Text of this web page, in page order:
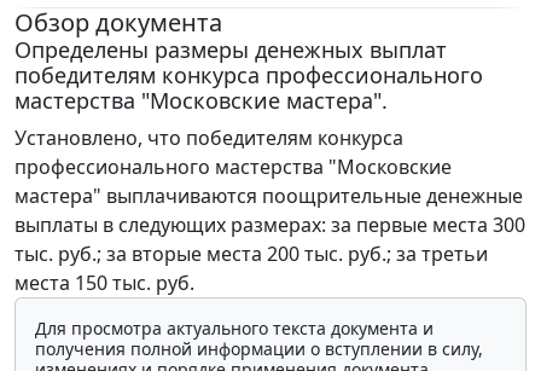
Обзор документа
Определены размеры денежных выплат
победителям конкурса профессионального
мастерства "Московские мастера".
Установлено, что победителям конкурса
профессионального мастерства "Московские
мастера" выплачиваются поощрительные денежные
выплаты в следующих размерах: за первые места 300
тыс. руб.; за вторые места 200 тыс. руб.; за третьи
места 150 тыс. руб.
Для просмотра актуального текста документа и
получения полной информации о вступлении в силу,